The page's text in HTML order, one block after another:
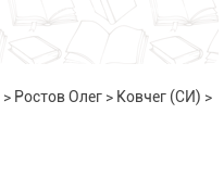
> Ростов Олег > Ковчег (СИ) >